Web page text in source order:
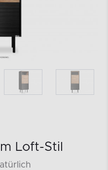
Loft-Stil